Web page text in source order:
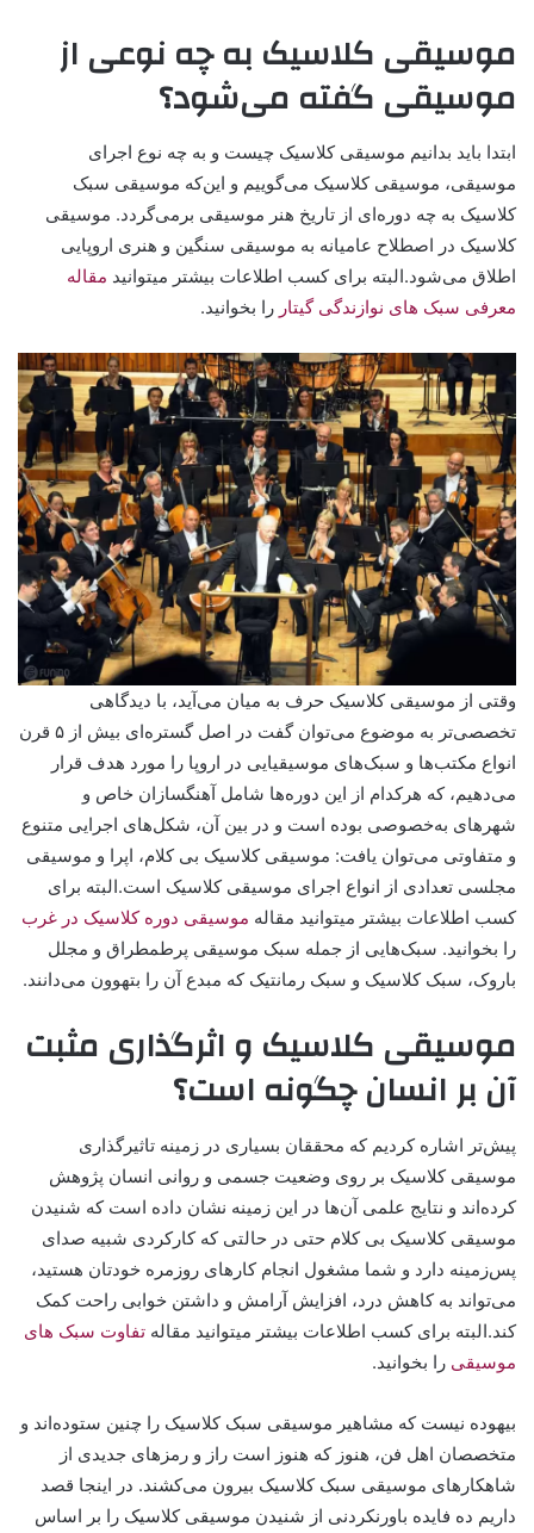
موسیقی کلاسیک به چه نوعی از
موسیقی گفته می‌شود؟
ابتدا باید بدانیم موسیقی کلاسیک چیست و به چه نوع اجرای
موسیقی، موسیقی کلاسیک می‌گوییم و این‌که موسیقی سبک
کلاسیک به چه دوره‌ای از تاریخ هنر موسیقی برمی‌گردد. موسیقی
کلاسیک در اصطلاح عامیانه به موسیقی سنگین و هنری اروپایی
اطلاق می‌شود.البته برای کسب اطلاعات بیشتر میتوانید مقاله
معرفی سبک های نوازندگی گیتار را بخوانید.
وقتی از موسیقی کلاسیک حرف به میان می‌آید، با دیدگاهی
تخصصی‌تر به موضوع می‌توان گفت در اصل گستره‌ای بیش از ۵ قرن
انواع مکتب‌ها و سبک‌های موسیقیایی در اروپا را مورد هدف قرار
می‌دهیم، که هرکدام از این دوره‌ها شامل آهنگسازان خاص و
شهرهای به‌خصوصی بوده است و در بین آن، شکل‌های اجرایی متنوع
و متفاوتی می‌توان یافت: موسیقی کلاسیک بی کلام، اپرا و موسیقی
مجلسی تعدادی از انواع اجرای موسیقی کلاسیک است.البته برای
کسب اطلاعات بیشتر میتوانید مقاله موسیقی دوره کلاسیک در غرب
را بخوانید. سبک‌هایی از جمله سبک موسیقی پرطمطراق و مجلل
باروک، سبک کلاسیک و سبک رمانتیک که مبدع آن را بتهوون می‌دانند.
موسیقی کلاسیک و اثرگذاری مثبت
آن بر انسان چگونه است؟
پیش‌تر اشاره کردیم که محققان بسیاری در زمینه تاثیرگذاری
موسیقی کلاسیک بر روی وضعیت جسمی و روانی انسان پژوهش
کرده‌اند و نتایج علمی آن‌ها در این زمینه نشان داده است که شنیدن
موسیقی کلاسیک بی کلام حتی در حالتی که کارکردی شبیه صدای
پس‌زمینه دارد و شما مشغول انجام کارهای روزمره خودتان هستید،
می‌تواند به کاهش درد، افزایش آرامش و داشتن خوابی راحت کمک
کند.البته برای کسب اطلاعات بیشتر میتوانید مقاله تفاوت سبک های
موسیقی را بخوانید.
بیهوده نیست که مشاهیر موسیقی سبک کلاسیک را چنین ستوده‌اند و
متخصصان اهل فن، هنوز که هنوز است راز و رمزهای جدیدی از
شاهکارهای موسیقی سبک کلاسیک بیرون می‌کشند. در اینجا قصد
داریم ده فایده باورنکردنی از شنیدن موسیقی کلاسیک را بر اساس